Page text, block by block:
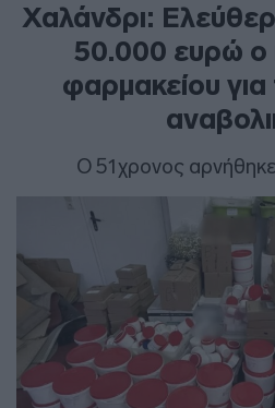
Χαλάνδρι:
50.000 ευρώ ο
φαρμακείου
Ο 51χρονος αρνήθηκε